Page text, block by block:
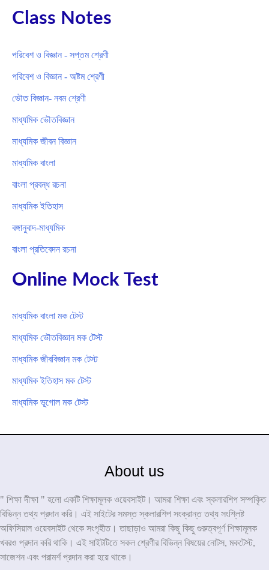
Class Notes
পরিবেশ ও বিজ্ঞান - সপ্তম শ্রেণী
পরিবেশ ও বিজ্ঞান - অষ্টম শ্রেণী
ভৌত বিজ্ঞান- নবম শ্রেণী
মাধ্যমিক ভৌতবিজ্ঞান
মাধ্যমিক জীবন বিজ্ঞান
মাধ্যমিক বাংলা
বাংলা প্রবন্ধ রচনা
মাধ্যমিক ইতিহাস
বঙ্গানুবাদ-মাধ্যমিক
বাংলা প্রতিবেদন রচনা
Online Mock Test
মাধ্যমিক বাংলা মক টেস্ট
মাধ্যমিক ভৌতবিজ্ঞান মক টেস্ট
মাধ্যমিক জীববিজ্ঞান মক টেস্ট
মাধ্যমিক ইতিহাস মক টেস্ট
মাধ্যমিক ভূগোল মক টেস্ট
About us
" শিক্ষা দীক্ষা " হলো একটি শিক্ষামূলক ওয়েবসাইট। আমরা শিক্ষা এবং স্কলারশিপ সম্পকৃিত
বিভিন্ন তথ্য প্রদান করি। এই সাইটের সমস্ত স্কলারশিপ সংক্রান্ত তথ্য সংশ্লিষ্ট
অফিসিয়াল ওয়েবসাইট থেকে সংগৃহীত। তাছাড়াও আমরা কিছু কিছু গুরুত্বপূর্ণ শিক্ষামূলক
খবরও প্রদান করি থাকি। এই সাইটটিতে সকল শ্রেণীর বিভিন্ন বিষয়ের নোটস, মকটেস্ট,
সাজেশন এবং পরামর্শ প্রদান করা হয়ে থাকে।